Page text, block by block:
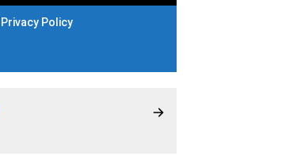
Privacy Policy